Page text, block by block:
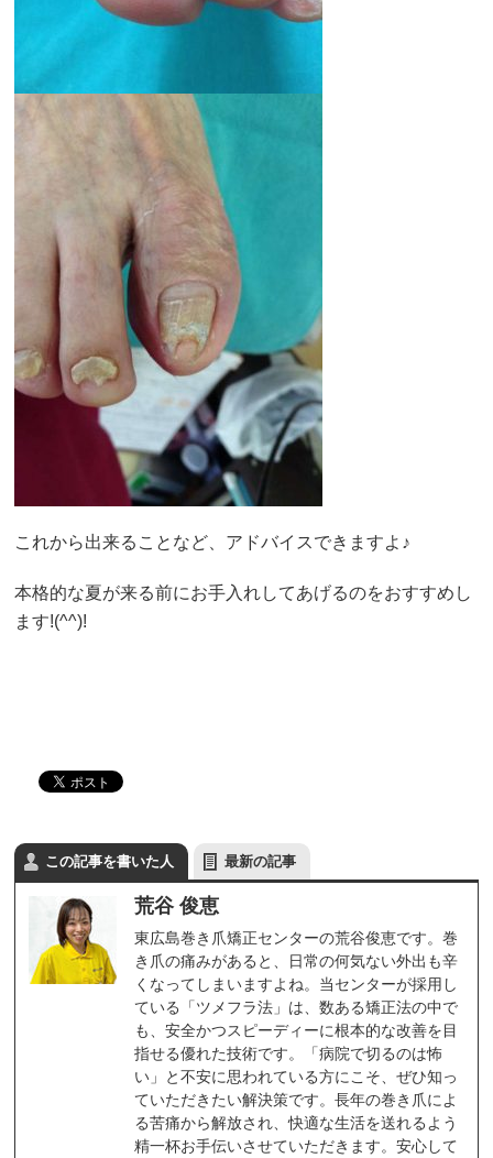
これから出来ることなど、アドバイスできますよ♪
本格的な夏が来る前にお手入れしてあげるのをおすすめし
ます!(^^)!
この記事を書いた人 最新の記事
荒谷 俊恵
東広島巻き爪矯正センターの荒谷俊恵です。巻
き爪の痛みがあると、日常の何気ない外出も辛
くなってしまいますよね。当センターが採用し
ている「ツメフラ法」は、数ある矯正法の中で
も、安全かつスピーディーに根本的な改善を目
指せる優れた技術です。「病院で切るのは怖
い」と不安に思われている方にこそ、ぜひ知っ
ていただきたい解決策です。長年の巻き爪によ
る苦痛から解放され、快適な生活を送れるよう
精一杯お手伝いさせていただきます。安心して